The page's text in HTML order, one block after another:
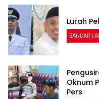
Lurah
BANDAR
Oknum
Pers